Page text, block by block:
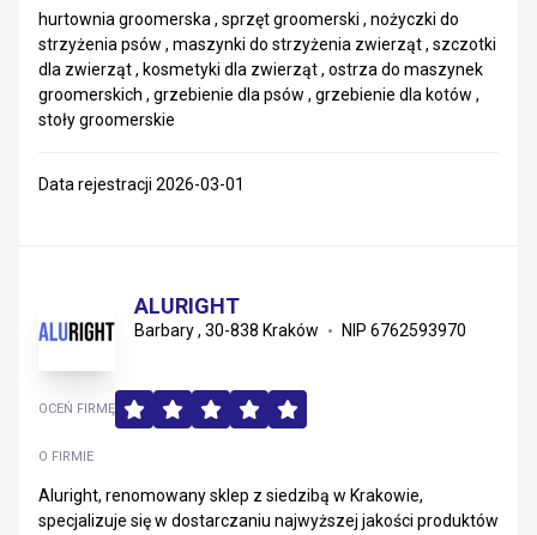
hurtownia groomerska , sprzęt groomerski , nożyczki do
strzyżenia psów , maszynki do strzyżenia zwierząt , szczotki
dla zwierząt , kosmetyki dla zwierząt , ostrza do maszynek
groomerskich , grzebienie dla psów , grzebienie dla kotów ,
stoły groomerskie
Data rejestracji 2026-03-01
ALURIGHT
Barbary , 30-838 Kraków NIP 6762593970
O FIRMIE
Aluright, renomowany sklep z siedzibą w Krakowie,
specjalizuje się w dostarczaniu najwyższej jakości produktów
OCEŃ FIRMĘ